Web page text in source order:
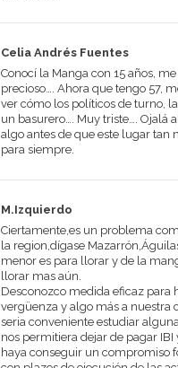
Celia Andrés Fuentes
Conocí la Manga con 15 años,
precioso…. Ahora que tengo 57,
ver cómo los políticos de turno,
un basurero…. Muy triste…. Ojalá
algo antes de que este lugar tan
para siempre.
M.Izquierdo
Ciertamente,es un problema
la region,dígase
menor es para llorar y de la
llorar mas aún.
Desconozco medida eficaz para
vergüenza y algo más a nuestra
seria conveniente estudiar
nos permitiera dejar de pagar
haya conseguir un compromiso